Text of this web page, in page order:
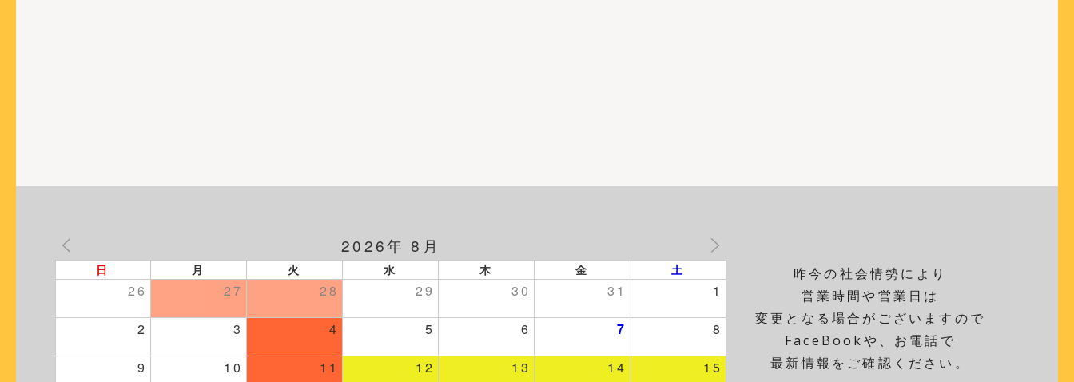
2026年 8月
日 月 火 水 木 金 土
26 27 28 29 30 31 1
2 3 4 5 6 7 8
9 10 11 12 13 14 15
昨今の社会情勢により
営業時間や営業日は
変更となる場合がございますので
FaceBookや、お電話で
最新情報をご確認ください。